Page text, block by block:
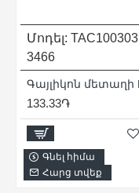
Մոդել: TAC100303
3466
133.33֏
Գնել հիմա
Հարց տվեք